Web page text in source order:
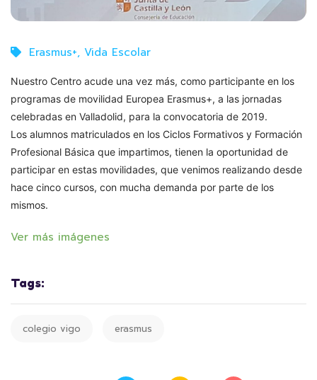
Erasmus+, Vida Escolar
Nuestro Centro acude una vez más, como participante en los
programas de movilidad Europea Erasmus+, a las jornadas
celebradas en Valladolid, para la convocatoria de 2019.
Los alumnos matriculados en los Ciclos Formativos y Formación
Profesional Básica que impartimos, tienen la oportunidad de
participar en estas movilidades, que venimos realizando desde
hace cinco cursos, con mucha demanda por parte de los
mismos.
Ver más imágenes
Tags:
colegio vigo erasmus